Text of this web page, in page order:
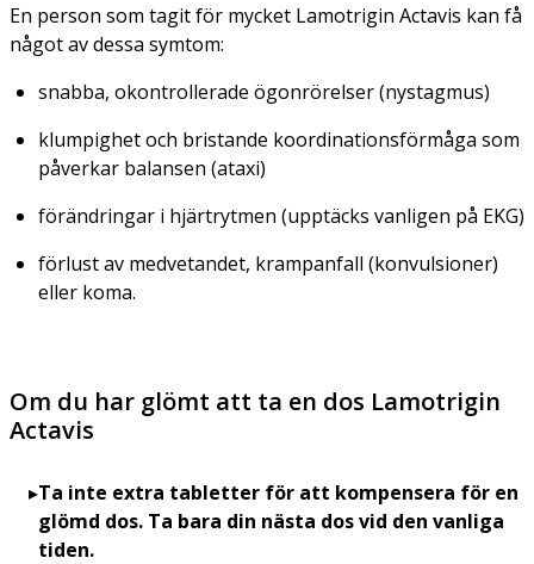
En person som tagit för mycket Lamotrigin Actavis kan få
något av dessa symtom:
snabba, okontrollerade ögonrörelser(nystagmus)
klumpighet och bristande koordinationsförmåga som
påverkar balansen (ataxi)
förändringar i hjärtrytmen (upptäcks vanligen på EKG)
förlust av medvetandet, krampanfall (konvulsioner)
eller koma.
Om du har glömt att ta en dos Lamotrigin
Actavis
Ta inte extra tabletter för att kompensera för en
glömd dos. Ta bara din nästa dos vid den vanliga
tiden.